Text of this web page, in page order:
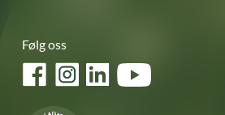
Følg oss
FacebookInstagramLinkedInYouTube